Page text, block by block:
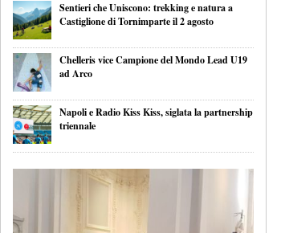
Sentieri che Uniscono: trekking e natura a
Castiglione di Tornimparte il 2 agosto
Chelleris vice Campione del Mondo Lead U19
ad Arco
Napoli e Radio Kiss Kiss, siglata la partnership
triennale